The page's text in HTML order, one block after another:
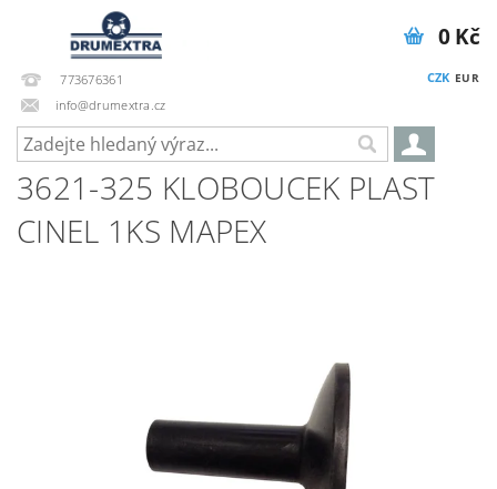
773676361
info@drumextra.cz
CZK EUR
0 Kč
3621-325 KLOBOUCEK PLAST
CINEL 1KS MAPEX